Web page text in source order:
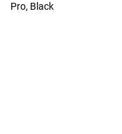
Pro, Black